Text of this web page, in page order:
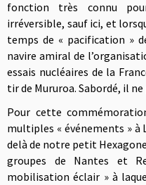
fonction très connu
irréversible, sauf ici, et
temps de « pacification »
navire amiral de
essais nucléaires de la
tir de Mururoa. Sabordé, il
Pour cette
multiples « événements »
delà de notre petit
groupes de Nantes et
mobilisation éclair » à